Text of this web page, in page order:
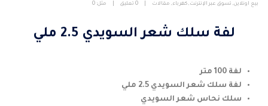
بيع اونلاين, تسوق عبر الإنترنت , كهرباء , مقالات 0 تعليق مثل: 0
لفة سلك شعر السويدي 2.5 ملي
لفة 100 متر
لفة سلك شعر السويدي 2.5 ملي
سلك نحاس شعر السويدي